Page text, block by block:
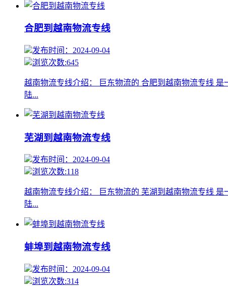
合肥到越南物流专线
发布时间：2024-09-04
浏览次数:645
越南物流专线介绍： 巨东物流的 合肥到越南物流专线
陆...
芜湖到越南物流专线
发布时间：2024-09-04
浏览次数:118
越南物流专线介绍： 巨东物流的 芜湖到越南物流专线
陆...
蚌埠到越南物流专线
发布时间：2024-09-04
浏览次数:314